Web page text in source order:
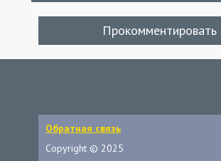
Прокомментировать
Обратная связь
Copyright © 2025